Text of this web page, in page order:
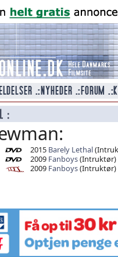
2015 Barely Lethal
2009 Fanboys(Intruktør)
2009 Fanboys(Intruktør)